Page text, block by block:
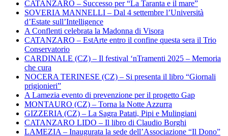
CATANZARO – Successo per “La Taranta e il mare”
SOVERIA MANNELLI – Dal 4 settembre l’Università
d’Estate sull’Intelligence
A Conflenti celebrata la Madonna di Visora
CATANZARO – EstArte entro il confine questa sera il Trio
Conservatorio
CARDINALE (CZ) – Il festival ‘nTramenti 2025 – Memoria
che cura
NOCERA TERINESE (CZ) – Si presenta il libro “Giornali
prigionieri”
A Lamezia evento di prevenzione per il progetto Gap
MONTAURO (CZ) – Torna la Notte Azzurra
GIZZERIA (CZ) – La Sagra Patati, Pipi e Mulingiani
CATANZARO LIDO – Il libro di Claudio Borghi
LAMEZIA – Inaugurata la sede dell’Associazione “Il Dono”